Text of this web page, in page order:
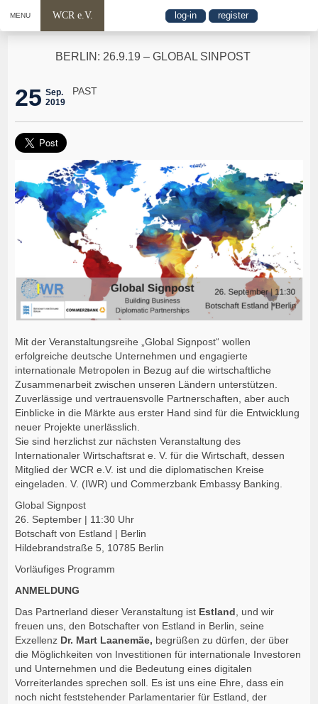
MENU WCR e.V. log-in register
BERLIN: 26.9.19 – GLOBAL SINPOST
25 Sep.
2019
PAST
Mit der Veranstaltungsreihe „Global Signpost“ wollen
erfolgreiche deutsche Unternehmen und engagierte
internationale Metropolen in Bezug auf die wirtschaftliche
Zusammenarbeit zwischen unseren Ländern unterstützen.
Zuverlässige und vertrauensvolle Partnerschaften, aber auch
Einblicke in die Märkte aus erster Hand sind für die Entwicklung
neuer Projekte unerlässlich.
Sie sind herzlichst zur nächsten Veranstaltung des
Internationaler Wirtschaftsrat e. V. für die Wirtschaft, dessen
Mitglied der WCR e.V. ist und die diplomatischen Kreise
eingeladen. V. (IWR) und Commerzbank Embassy Banking.
Global Signpost
26. September | 11:30 Uhr
Botschaft von Estland | Berlin
Hildebrandstraße 5, 10785 Berlin
Vorläufiges Programm
ANMELDUNG
Das Partnerland dieser Veranstaltung ist Estland , und wir
freuen uns, den Botschafter von Estland in Berlin, seine
Exzellenz Dr. Mart Laanemäe, begrüßen zu dürfen, der über
die Möglichkeiten von Investitionen für internationale Investoren
und Unternehmen und die Bedeutung eines digitalen
Vorreiterlandes sprechen soll. Es ist uns eine Ehre, dass ein
noch nicht feststehender Parlamentarier für Estland, der